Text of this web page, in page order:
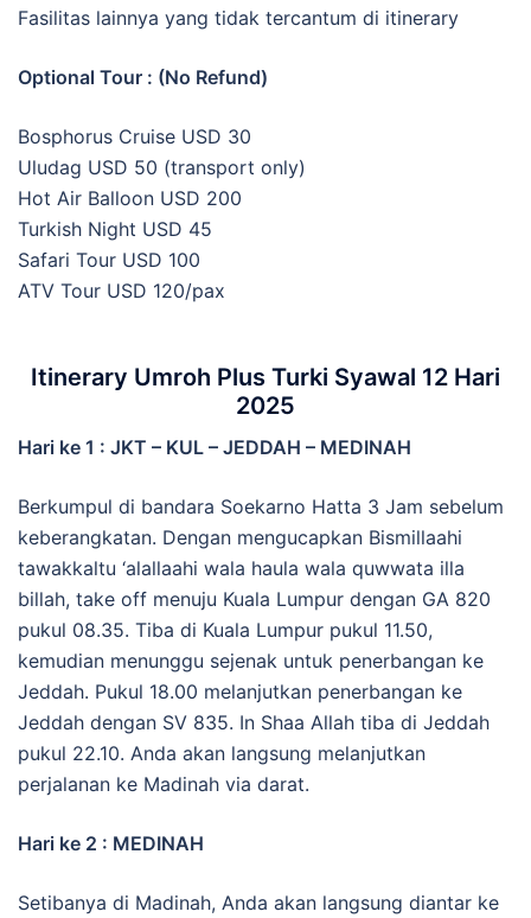
Fasilitas lainnya yang tidak tercantum di itinerary
Optional Tour : (No Refund)
Bosphorus Cruise USD 30
Uludag USD 50 (transport only)
Hot Air Balloon USD 200
Turkish Night USD 45
Safari Tour USD 100
ATV Tour USD 120/pax
Itinerary Umroh Plus Turki Syawal 12 Hari
2025
Hari ke 1 : JKT – KUL – JEDDAH – MEDINAH
Berkumpul di bandara Soekarno Hatta 3 Jam sebelum
keberangkatan. Dengan mengucapkan Bismillaahi
tawakkaltu ‘alallaahi wala haula wala quwwata illa
billah, take off menuju Kuala Lumpur dengan GA 820
pukul 08.35. Tiba di Kuala Lumpur pukul 11.50,
kemudian menunggu sejenak untuk penerbangan ke
Jeddah. Pukul 18.00 melanjutkan penerbangan ke
Jeddah dengan SV 835. In Shaa Allah tiba di Jeddah
pukul 22.10. Anda akan langsung melanjutkan
perjalanan ke Madinah via darat.
Hari ke 2 : MEDINAH
Setibanya di Madinah, Anda akan langsung diantar ke